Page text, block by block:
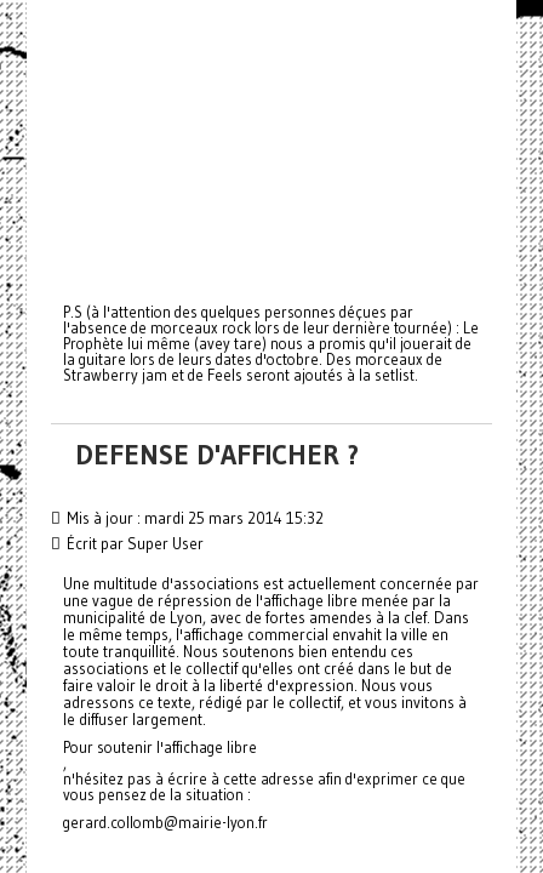
P.S (à l'attention des quelques personnes déçues par
l'absence de morceaux rock lors de leur dernière tournée) : Le
Prophète lui même (avey tare) nous a promis qu'il jouerait de
la guitare lors de leurs dates d'octobre. Des morceaux de
Strawberry jam et de Feels seront ajoutés à la setlist.
DEFENSE D'AFFICHER ?
Mis à jour : mardi 25 mars 2014 15:32
Écrit par Super User
Une multitude d'associations est actuellement concernée par
une vague de répression de l'affichage libre menée par la
municipalité de Lyon, avec de fortes amendes à la clef. Dans
le même temps, l'affichage commercial envahit la ville en
toute tranquillité. Nous soutenons bien entendu ces
associations et le collectif qu'elles ont créé dans le but de
faire valoir le droit à la liberté d'expression. Nous vous
adressons ce texte, rédigé par le collectif, et vous invitons à
le diffuser largement.
Pour soutenir l'affichage libre
,
n'hésitez pas à écrire à cette adresse afin d'exprimer ce que
vous pensez de la situation :
gerard.collomb@mairie-lyon.fr